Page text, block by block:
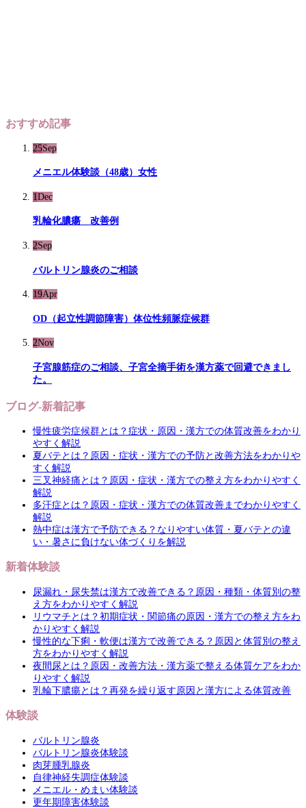
おすすめ記事
25Sep
メニエル体験談（48歳）女性
1 Dec
乳輪化膿瘍 改善例
2Sep
バルトリン腺炎のご相談
19Apr
OD（起立性調節障害）体位性頻脈症候群
2Nov
子宮腺筋症のご相談、子宮全摘手術を漢方薬で回避できまし
た。
ブログ-新着記事
慢性疲労症候群とは？症状・原因・漢方での体質改善をわかり
やすく解説
夏バテとは？原因・症状・漢方での予防と改善方法をわかりや
すく解説
三叉神経痛とは？原因・症状・漢方での整え方をわかりやすく
解説
多汗症とは？原因・症状・漢方での体質改善までわかりやすく
解説
熱中症は漢方で予防できる？なりやすい体質・夏バテとの違
い・暑さに負けない体づくりを解説
新着体験談
尿漏れ・尿失禁は漢方で改善できる？原因・種類・体質別の整
え方をわかりやすく解説
リウマチとは？初期症状・関節痛の原因・漢方での整え方をわ
かりやすく解説
慢性的な下痢・軟便は漢方で改善できる？原因と体質別の整え
方をわかりやすく解説
夜間尿とは？原因・改善方法・漢方薬で整える体質ケアをわか
りやすく解説
乳輪下膿瘍とは？再発を繰り返す原因と漢方による体質改善
体験談
バルトリン腺炎
バルトリン腺炎体験談
肉芽腫乳腺炎
自律神経失調症体験談
メニエル・めまい体験談
更年期障害体験談